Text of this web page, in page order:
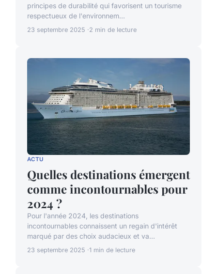
principes de durabilité qui favorisent un tourisme
respectueux de l'environnem...
23 septembre 2025 2 min de lecture
ACTU
Quelles destinations émergent
comme incontournables pour
2024 ?
Pour l'année 2024, les destinations
incontournables connaissent un regain d'intérêt
marqué par des choix audacieux et va...
23 septembre 2025 1 min de lecture